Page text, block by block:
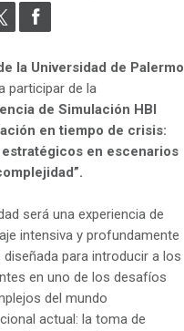
la Universidad de Palermo
participar de la
de Simulación HBI
en tiempo de crisis:
en escenarios
será una experiencia de
intensiva y profundamente
diseñada para introducir a los
en uno de los desafíos
del mundo
actual: la toma de